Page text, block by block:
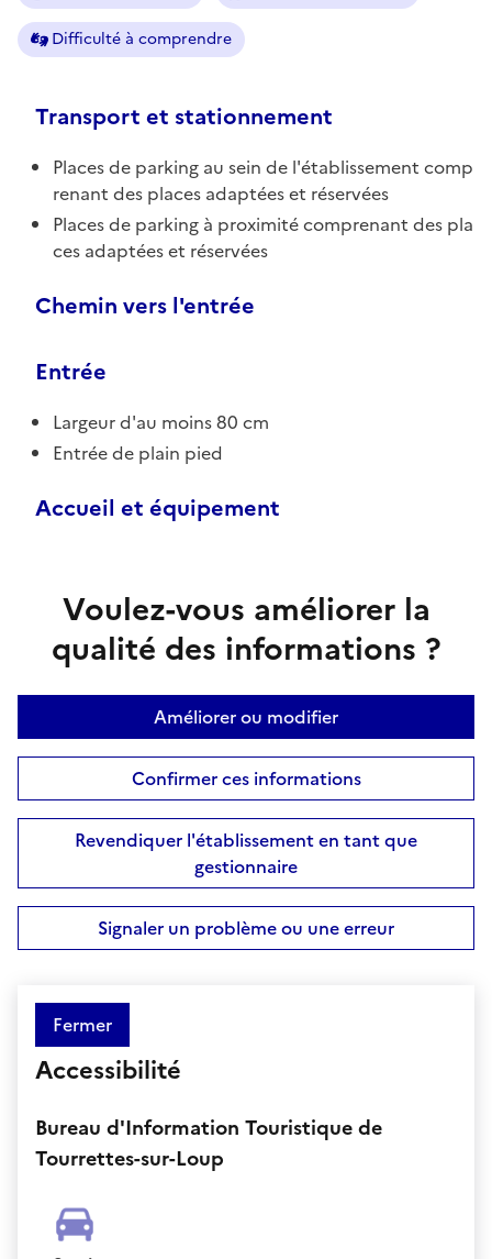
Difficulté à comprendre
Transport et stationnement
Places de parking au sein de l'établissement comp
renant des places adaptées et réservées
Places de parking à proximité comprenant des pla
ces adaptées et réservées
Chemin vers l'entrée
Entrée
Largeur d'au moins 80 cm
Entrée de plain pied
Accueil et équipement
Voulez-vous améliorer la
qualité des informations ?
Améliorer ou modifier
Confirmer ces informations
Revendiquer l'établissement en tant que
gestionnaire
Signaler un problème ou une erreur
Fermer
Accessibilité
Bureau d'Information Touristique de
Tourrettes-sur-Loup